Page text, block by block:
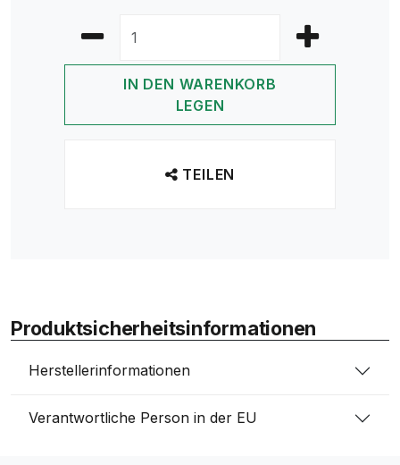
IN DEN WARENKORB
LEGEN
TEILEN
Produktsicherheitsinformationen
Herstellerinformationen
Verantwortliche Person in der EU